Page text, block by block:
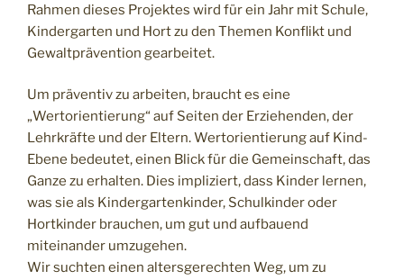
Rahmen dieses Projektes wird für ein Jahr mit Schule,
Kindergarten und Hort zu den Themen Konflikt und
Gewaltprävention gearbeitet.
Um präventiv zu arbeiten, braucht es eine
„Wertorientierung“ auf Seiten der Erziehenden, der
Lehrkräfte und der Eltern. Wertorientierung auf Kind-
Ebene bedeutet, einen Blick für die Gemeinschaft, das
Ganze zu erhalten. Dies impliziert, dass Kinder lernen,
was sie als Kindergartenkinder, Schulkinder oder
Hortkinder brauchen, um gut und aufbauend
miteinander umzugehen.
Wir suchten einen altersgerechten Weg, um zu